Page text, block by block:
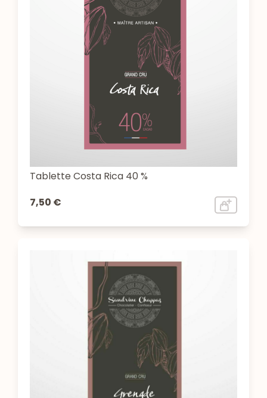
Tablette Costa Rica 40 %
7,50 €